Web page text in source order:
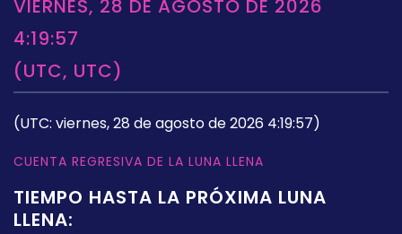
VIERNES, 28 DE AGOSTO DE 2026
4:19:57
(UTC, UTC)
(UTC: viernes, 28 de agosto de 2026 4:19:57)
CUENTA REGRESIVA DE LA LUNA LLENA
TIEMPO HASTA LA PRÓXIMA LUNA
LLENA: